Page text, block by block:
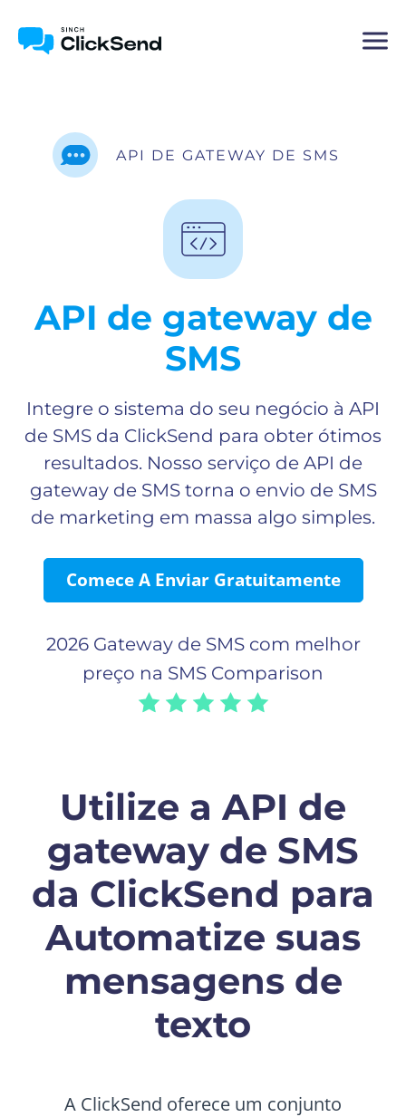
API DE GATEWAY DE SMS
API de gateway de
SMS
Integre o sistema do seu negócio à API
de SMS da ClickSend para obter ótimos
resultados. Nosso serviço de API de
gateway de SMS torna o envio de SMS
de marketing em massa algo simples.
Comece A Enviar Gratuitamente
2026 Gateway de SMS com melhor
preço na SMS Comparison
Utilize a API de
gateway de SMS
da ClickSend para
Automatize suas
mensagens de
texto
A ClickSend oferece um conjunto